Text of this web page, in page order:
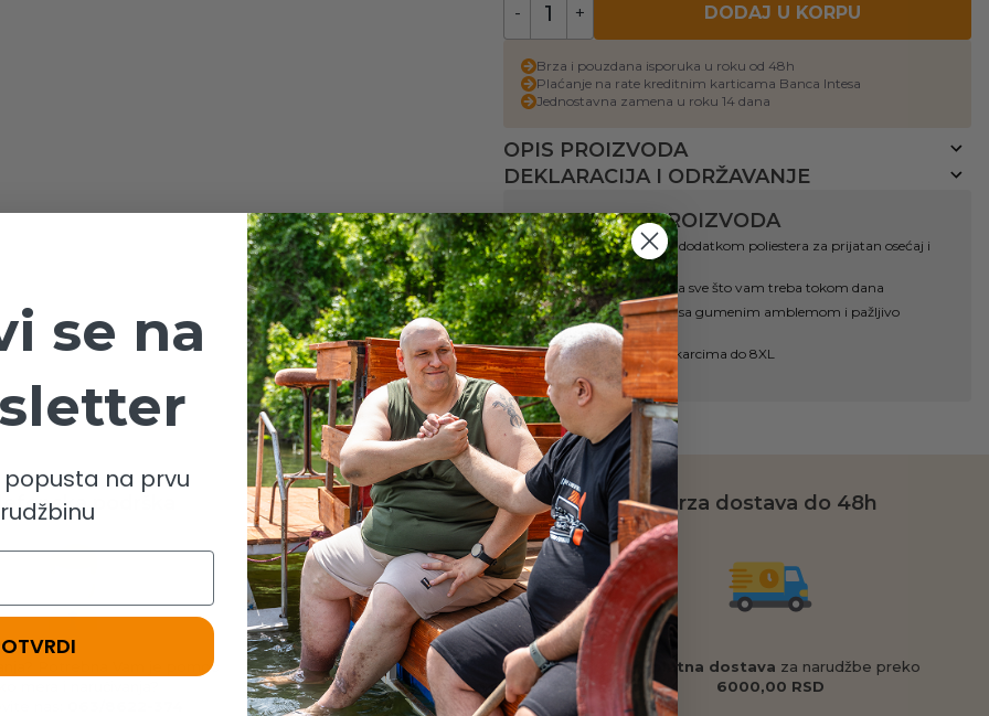
- + DODAJ U KORPU
Brza i pouzdana isporuka u roku od 48h
Plaćanje na rate kreditnim karticama Banca Intesa
Jednostavna zamena u roku 14 dana
OPIS PROIZVODA
DEKLARACIJA I ODRŽAVANJE
PREDNOSTI PROIZVODA
Kvalitetan pamuk sa dodatkom poliestera za prijatan osećaj i
dugotrajnost
Tri praktična džepa za sve što vam treba tokom dana
Minimalistički model sa gumenim amblemom i pažljivo
biranim detaljima
Kroj prilagođen muškarcima do 8XL
podrška
Potrebna Vam je pomoć
Zamena proizvoda
Ukoliko ste naručilipogrešnu veličinu,
javite se. Brzo i jednostavno ćemo Vam
zameniti proizvod
Brza dostava do 48h
Besplatna dostava za narudžbe preko
6000,00 RSD
se na
popusta na prvu